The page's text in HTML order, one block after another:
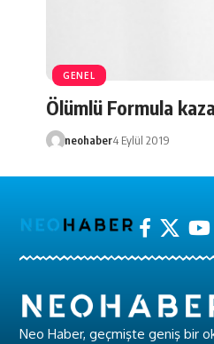
GENEL
Ölümlü Formula
neohaber4 Eylül 2019
Neo Haber, geçmişte geniş bir